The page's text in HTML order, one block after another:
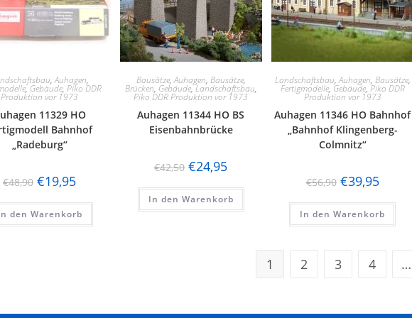
,Auhagen,
, Gebäude,Piko DDR
Produktion vor 1973
11329 HO
Bahnhof
„Radeburg“
€48,90 €19,95
den Warenkorb
Bausätze,Auhagen, Bausätze,
Brücken, Gebäude,Landschaftsbau,
Piko DDR Produktion vor 1973
Auhagen 11344 HO BS
Eisenbahnbrücke
€42,50 €24,95
In den Warenkorb
Landschaftsbau,Auhagen, Bausätze,
Fertigmodelle, Gebäude, Piko DDR
Produktion vor 1973
Auhagen 11346 HO Bahnhof
„Bahnhof Klingenberg-
Colmnitz“
€56,90 €39,95
In den Warenkorb
1 2 3 4 …